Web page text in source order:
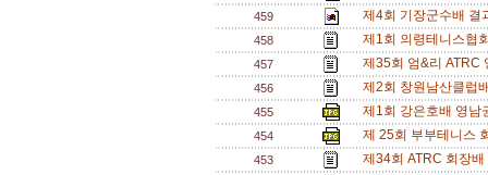
459 제4회 기장군수배
458 제1회 의령테니스협
457 제35회 엄&리 ATRC
456 제2회 창원남산클럽
455 제1회 강은호배 영
454 제 25회 부부테니스
453 제34회 ATRC 회장